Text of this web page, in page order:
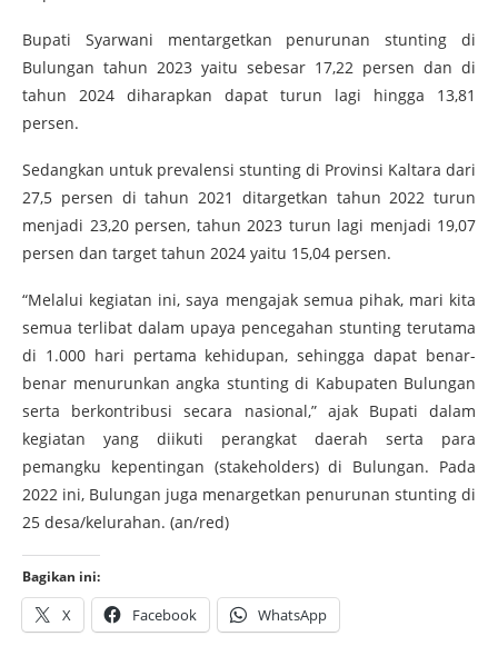
Bupati Syarwani mentargetkan penurunan stunting di
Bulungan tahun 2023 yaitu sebesar 17,22 persen dan di
tahun 2024 diharapkan dapat turun lagi hingga 13,81
persen.
Sedangkan untuk prevalensi stunting di Provinsi Kaltara dari
27,5 persen di tahun 2021 ditargetkan tahun 2022 turun
menjadi 23,20 persen, tahun 2023 turun lagi menjadi 19,07
persen dan target tahun 2024 yaitu 15,04 persen.
“Melalui kegiatan ini, saya mengajak semua pihak, mari kita
semua terlibat dalam upaya pencegahan stunting terutama
di 1.000 hari pertama kehidupan, sehingga dapat benar-
benar menurunkan angka stunting di Kabupaten Bulungan
serta berkontribusi secara nasional,” ajak Bupati dalam
kegiatan yang diikuti perangkat daerah serta para
pemangku kepentingan (stakeholders) di Bulungan. Pada
2022 ini, Bulungan juga menargetkan penurunan stunting di
25 desa/kelurahan. (an/red)
Bagikan ini:
X Facebook WhatsApp